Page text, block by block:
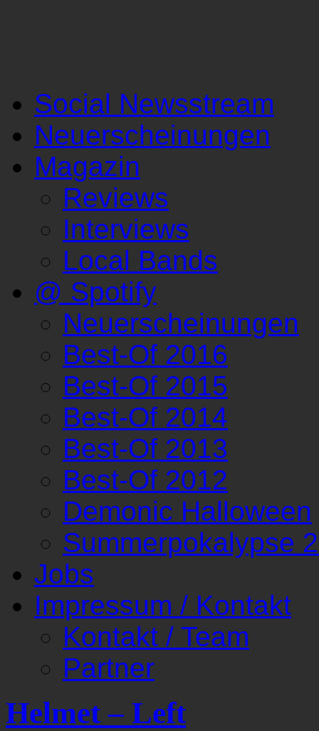
Social Newsstream
Neuerscheinungen
Magazin
Reviews
Interviews
Local Bands
@ Spotify
Neuerscheinungen
Best-Of 2016
Best-Of 2015
Best-Of 2014
Best-Of 2013
Best-Of 2012
Demonic Halloween
Summerpokalypse
Jobs
Impressum / Kontakt
Kontakt / Team
Partner
Helmet – Left